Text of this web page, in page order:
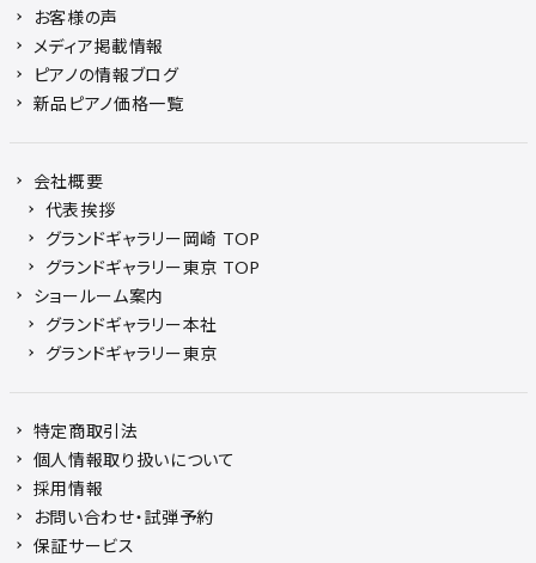
お客様の声
メディア掲載情報
ピアノの情報ブログ
新品ピアノ価格一覧
会社概要
代表挨拶
グランドギャラリー岡崎 TOP
グランドギャラリー東京 TOP
ショールーム案内
グランドギャラリー本社
グランドギャラリー東京
特定商取引法
個人情報取り扱いについて
採用情報
お問い合わせ・試弾予約
保証サービス